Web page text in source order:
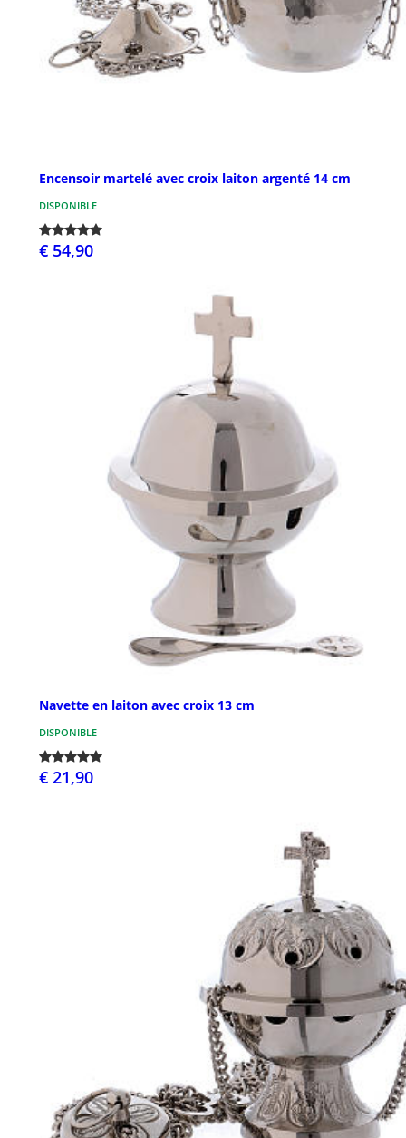
Encensoir martelé avec croix laiton argenté 14 cm
DISPONIBLE
€ 54,90
Navette en laiton avec croix 13 cm
DISPONIBLE
€ 21,90